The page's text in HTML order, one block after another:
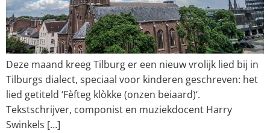
Deze maand kreeg Tilburg er een nieuw vrolijk lied bij in
Tilburgs dialect, speciaal voor kinderen geschreven: het
lied getiteld ‘Fèfteg klòkke (onzen beiaard)‘.
Tekstschrijver, componist en muziekdocent Harry
Swinkels […]